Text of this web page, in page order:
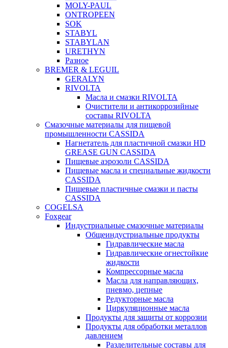
MOLY-PAUL
ONTROPEEN
SOK
STABYL
STABYLAN
URETHYN
Разное
BREMER & LEGUIL
GERALYN
RIVOLTA
Масла и смазки RIVOLTA
Очистители и антикоррозийные
составы RIVOLTA
Смазочные материалы для пищевой
промышленности CASSIDA
Нагнетатель для пластичной смазки HD
GREASE GUN CASSIDA
Пищевые аэрозоли CASSIDA
Пищевые масла и специальные жидкости
CASSIDA
Пищевые пластичные смазки и пасты
CASSIDA
COGELSA
Foxgear
Индустриальные смазочные материалы
Общеиндустриальные продукты
Гидравлические масла
Гидравлические огнестойкие
жидкости
Компрессорные масла
Масла для направляющих,
пневмо, цепные
Редукторные масла
Циркуляционные масла
Продукты для защиты от коррозии
Продукты для обработки металлов
давлением
Разделительные составы для